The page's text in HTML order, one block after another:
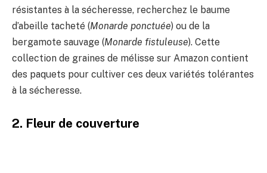
résistantes à la sécheresse, recherchez le baume
d’abeille tacheté (Monarde ponctuée) ou de la
bergamote sauvage (Monarde fistuleuse). Cette
collection de graines de mélisse sur Amazon contient
des paquets pour cultiver ces deux variétés tolérantes
à la sécheresse.
2. Fleur de couverture